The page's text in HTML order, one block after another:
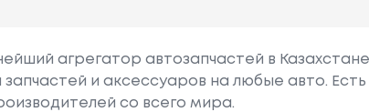
агрегатор автозапчастей в
и аксессуаров на любые авто.
со всего мира.